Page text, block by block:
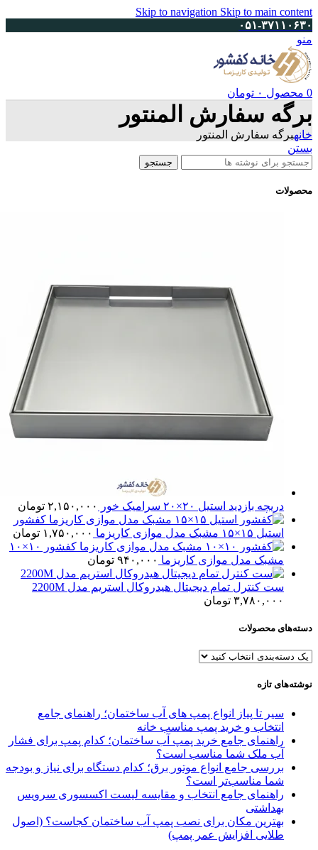
Skip to navigation Skip to main content
۰۵۱-۳۷۱۱۰۶۳۰
منو
0 محصول ۰ تومان
برگه سفارش المنتور
خانهبرگه سفارش المنتور
بستن
جستجو
محصولات
دریچه بازدید استیل ۲۰×۲۰ سرامیک خور ۲,۱۵۰,۰۰۰ تومان
کفشور
استیل ۱۵×۱۵ مشبک مدل موازی کاریزما
۱,۷۵۰,۰۰۰ تومان
کفشور ۱۰×۱۰
مشبک مدل موازی کاریزما ۹۴۰,۰۰۰ تومان
ست کنترل تمام دیجیتال هیدروکال استریم مدل 2200M
۳,۷۸۰,۰۰۰ تومان
دسته‌های محصولات
نوشته‌های تازه
سیر تا پیاز انواع پمپ های آب ساختمان؛ راهنمای جامع
انتخاب و خرید پمپ مناسب خانه
راهنمای جامع خرید پمپ آب ساختمان؛ کدام پمپ برای فشار
آب ملک شما مناسب است؟
بررسی جامع انواع موتور برق؛ کدام دستگاه برای نیاز و بودجه
شما مناسب‌تر است؟
راهنمای جامع انتخاب و مقایسه لیست اکسسوری سرویس
بهداشتی
بهترین مکان برای نصب پمپ آب ساختمان کجاست؟ (اصول
طلایی افزایش عمر پمپ)